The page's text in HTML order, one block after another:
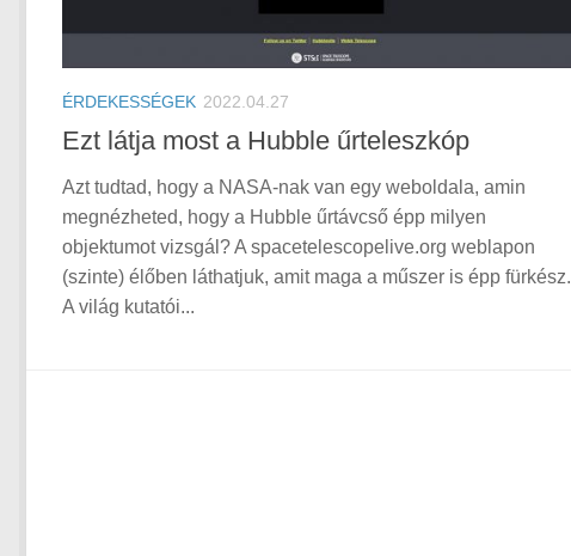
ÉRDEKESSÉGEK 2022.04.27
Ezt látja most a Hubble űrteleszkóp
Azt tudtad, hogy a NASA-nak van egy weboldala, amin
megnézheted, hogy a Hubble űrtávcső épp milyen
objektumot vizsgál? A spacetelescopelive.org weblapon
(szinte) élőben láthatjuk, amit maga a műszer is épp fürkész.
A világ kutatói...